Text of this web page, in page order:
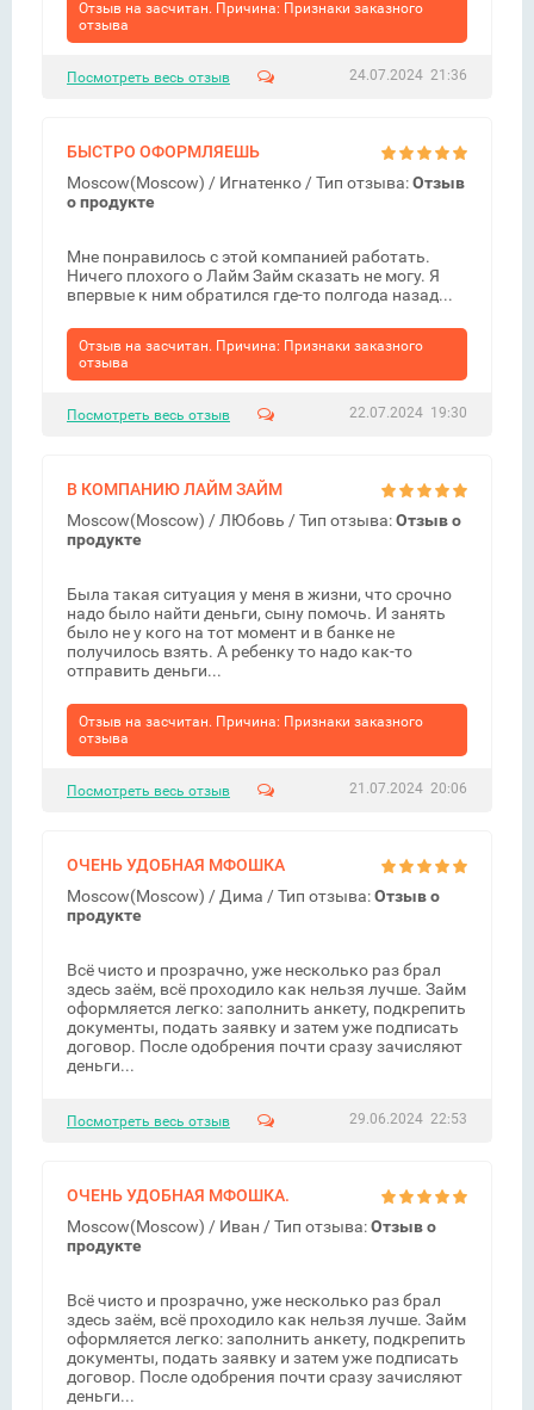
Отзыв на засчитан. Причина: Признаки заказного
отзыва
Посмотреть весь отзыв 24.07.2024 21:36
БЫСТРО ОФОРМЛЯЕШЬ
Moscow(Moscow) / Игнатенко / Тип отзыва:Отзыв
о продукте
Мне понравилось с этой компанией работать.
Ничего плохого о Лайм Займ сказать не могу. Я
впервые к ним обратился где-то полгода назад...
Отзыв на засчитан. Причина: Признаки заказного
отзыва
Посмотреть весь отзыв 22.07.2024 19:30
В КОМПАНИЮ ЛАЙМ ЗАЙМ
Moscow(Moscow) / ЛЮбовь / Тип отзыва:Отзыв о
продукте
Была такая ситуация у меня в жизни, что срочно
надо было найти деньги, сыну помочь. И занять
было не у кого на тот момент и в банке не
получилось взять. А ребенку то надо как-то
отправить деньги...
Отзыв на засчитан. Причина: Признаки заказного
отзыва
Посмотреть весь отзыв 21.07.2024 20:06
ОЧЕНЬ УДОБНАЯ МФОШКА
Moscow(Moscow) / Дима / Тип отзыва:Отзыв о
продукте
Всё чисто и прозрачно, уже несколько раз брал
здесь заём, всё проходило как нельзя лучше. Займ
оформляется легко: заполнить анкету, подкрепить
документы, подать заявку и затем уже подписать
договор. После одобрения почти сразу зачисляют
деньги...
Посмотреть весь отзыв 29.06.2024 22:53
ОЧЕНЬ УДОБНАЯ МФОШКА.
Moscow(Moscow) / Иван / Тип отзыва:Отзыв о
продукте
Всё чисто и прозрачно, уже несколько раз брал
здесь заём, всё проходило как нельзя лучше. Займ
оформляется легко: заполнить анкету, подкрепить
документы, подать заявку и затем уже подписать
договор. После одобрения почти сразу зачисляют
деньги...